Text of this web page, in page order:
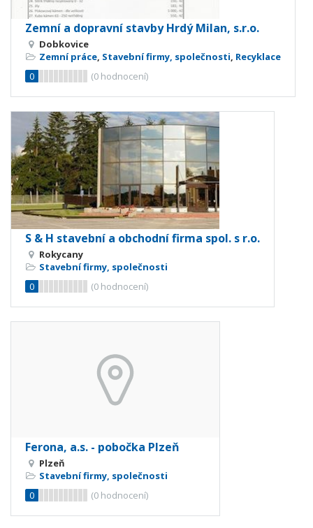
Zemní a dopravní stavby Hrdý Milan, s.r.o.
Dobkovice
Zemní práce, Stavební firmy, společnosti, Recyklace
0
(0 hodnocení)
S & H stavební a obchodní firma spol. s r.o.
Rokycany
Stavební firmy, společnosti
0
(0 hodnocení)
Ferona, a.s. - pobočka Plzeň
Plzeň
Stavební firmy, společnosti
0
(0 hodnocení)